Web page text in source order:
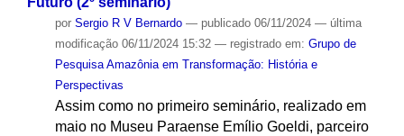
por Sergio R V Bernardo — publicado06/11/2024 — última
modificação06/11/2024 15:32 — registrado em: Grupo de
Pesquisa Amazônia em Transformação: História e
Perspectivas
Assim como no primeiro seminário, realizado em
maio no Museu Paraense Emílio Goeldi, parceiro